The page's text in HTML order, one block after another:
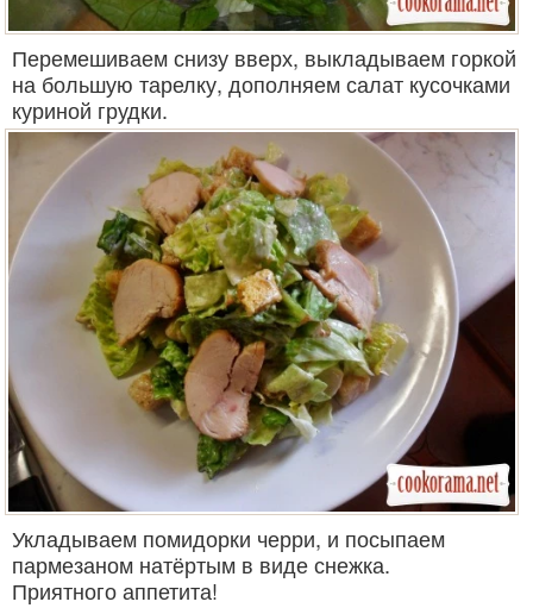
Перемешиваем снизу вверх, выкладываем горкой
на большую тарелку, дополняем салат кусочками
куриной грудки.
Укладываем помидорки черри, и посыпаем
пармезаном натёртым в виде снежка.
Приятного аппетита!